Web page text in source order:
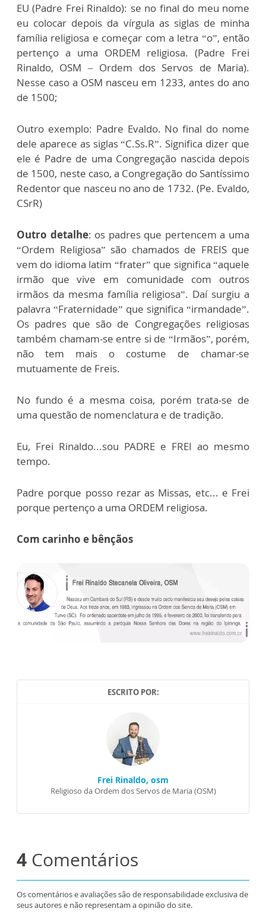
EU (Padre Frei Rinaldo): se no final do meu nome
eu colocar depois da vírgula as siglas de minha
família religiosa e começar com a letra “o”, então
pertenço a uma ORDEM religiosa. (Padre Frei
Rinaldo, OSM – Ordem dos Servos de Maria).
Nesse caso a OSM nasceu em 1233, antes do ano
de 1500;
Outro exemplo: Padre Evaldo. No final do nome
dele aparece as siglas “C.Ss.R”. Significa dizer que
ele é Padre de uma Congregação nascida depois
de 1500, neste caso, a Congregação do Santíssimo
Redentor que nasceu no ano de 1732. (Pe. Evaldo,
CSrR)
Outro detalhe: os padres que pertencem a uma
“Ordem Religiosa” são chamados de FREIS que
vem do idioma latim “frater” que significa “aquele
irmão que vive em comunidade com outros
irmãos da mesma família religiosa”. Daí surgiu a
palavra “Fraternidade” que significa “irmandade”.
Os padres que são de Congregações religiosas
também chamam-se entre si de “Irmãos”, porém,
não tem mais o costume de chamar-se
mutuamente de Freis.
No fundo é a mesma coisa, porém trata-se de
uma questão de nomenclatura e de tradição.
Eu, Frei Rinaldo...sou PADRE e FREI ao mesmo
tempo.
Padre porque posso rezar as Missas, etc... e Frei
porque pertenço a uma ORDEM religiosa.
Com carinho e bênçãos
ESCRITO POR:
Frei Rinaldo, osm
Religioso da Ordem dos Servos de Maria (OSM)
4 Comentários
Os comentários e avaliações são de responsabilidade exclusiva de
seus autores e não representam a opinião do site.